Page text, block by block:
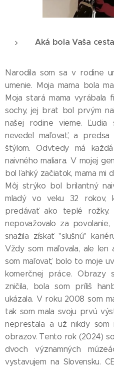
Aká bola Vaša
Narodila som sa v rodine
umenie. Moja mama bola
Moja stará mama vyrábala
sochy, jej brat bol prvým
našej rodine vieme. Ľudia
nevedel maľovať, a
štýlom. Odvtedy má
naivného maliara. V mojej
bol ľahký začiatok, mama mi
Môj strýko bol brilantný
mladý vo veku 32 rokov,
predávať ako teplé
nepovažovalo za
snažila získať "slušnú"
Vždy som maľovala, ale
som maľovať, bolo to moje
komerčnej práce. Obrazy
zničila, bola som príliš
ukázala. V roku 2008 som
tak som mala svoju prvú
neprestala a už nikdy som
obrazov. Tento rok (2024)
dvoch významných
vystavujem na Slovensku.